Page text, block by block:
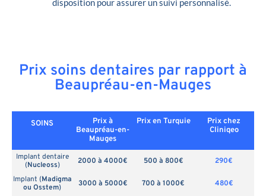
disposition pour assurer un suivi personnalisé.
Prix soins dentaires par rapport à
Beaupréau-en-Mauges
SOINS
Prix à
Beaupréau-en-
Mauges
Prix en Turquie
Prix chez
Cliniqeo
Implant dentaire
(Nucleoss) 2000 à 4000€ 500 à 800€
290€
Implant (Madigma
ou Osstem) 3000 à 5000€ 700 à 1000€
480€